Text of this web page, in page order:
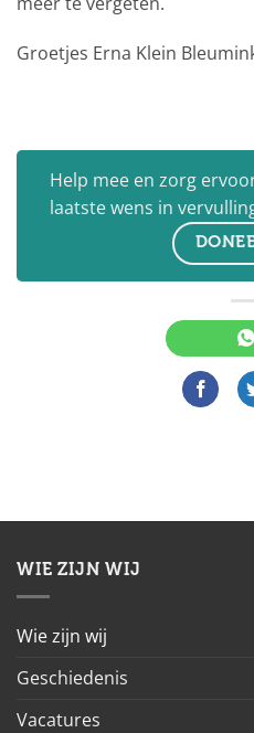
Groetjes Erna Klein
Help mee en zorg
laatste wens in
WIE ZIJN WIJ
Wie zijn wij
Geschiedenis
Vacatures